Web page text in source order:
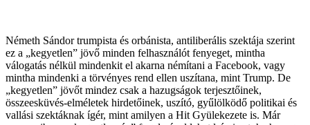
Németh Sándor trumpista és orbánista, antiliberális szektája szerint
ez a „kegyetlen” jövő minden felhasználót fenyeget, mintha
válogatás nélkül mindenkit el akarna némítani a Facebook, vagy
mintha mindenki a törvényes rend ellen uszítana, mint Trump. De
„kegyetlen” jövőt mindez csak a hazugságok terjesztőinek,
összeesküvés-elméletek hirdetőinek, uszító, gyűlölködő politikai és
vallási szektáknak ígér, mint amilyen a Hit Gyülekezete is. Már